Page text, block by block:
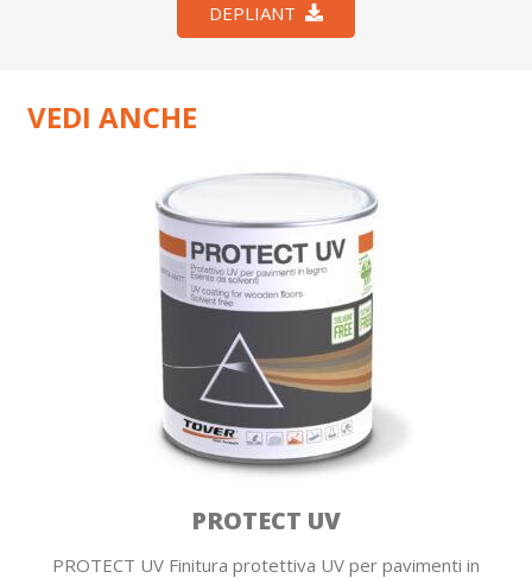
DEPLIANT
VEDI ANCHE
PROTECT UV
PROTECT UV Finitura protettiva UV per pavimenti in